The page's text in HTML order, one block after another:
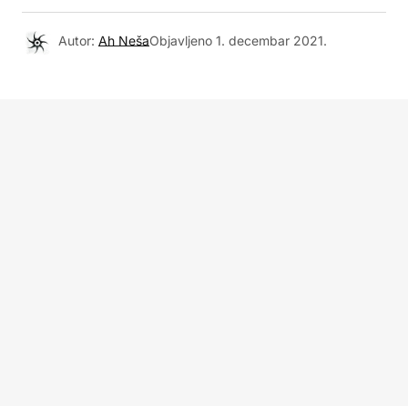
Autor: Ah NešaObjavljeno 1. decembar 2021.